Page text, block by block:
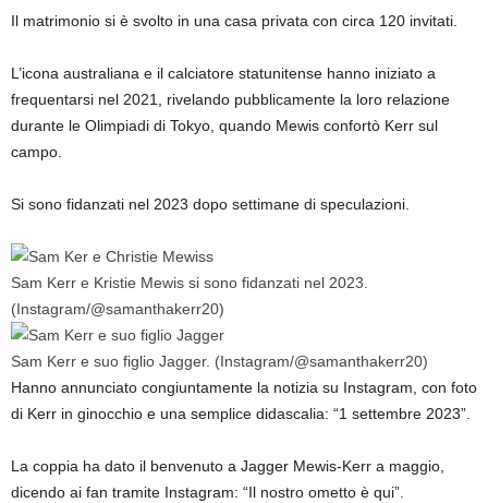
Il matrimonio si è svolto in una casa privata con circa 120 invitati.
L’icona australiana e il calciatore statunitense hanno iniziato a
frequentarsi nel 2021, rivelando pubblicamente la loro relazione
durante le Olimpiadi di Tokyo, quando Mewis confortò Kerr sul
campo.
Si sono fidanzati nel 2023 dopo settimane di speculazioni.
Sam Kerr e Kristie Mewis si sono fidanzati nel 2023.
(Instagram/@samanthakerr20)
Sam Kerr e suo figlio Jagger. (Instagram/@samanthakerr20)
Hanno annunciato congiuntamente la notizia su Instagram, con foto
di Kerr in ginocchio e una semplice didascalia: “1 settembre 2023”.
La coppia ha dato il benvenuto a Jagger Mewis-Kerr a maggio,
dicendo ai fan tramite Instagram: “Il nostro ometto è qui”.